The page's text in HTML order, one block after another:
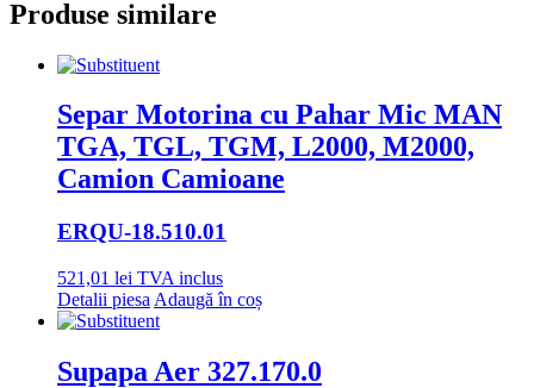
Produse similare
Separ Motorina cu Pahar Mic MAN
TGA, TGL, TGM, L2000, M2000,
Camion Camioane
ERQU-18.510.01
521,01 lei TVA inclus
Detalii piesa Adaugă în coș
Supapa Aer 327.170.0